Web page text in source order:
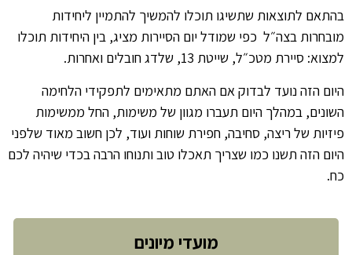
בהתאם לתוצאות שתשיגו תוכלו להמשיך להתמיין ליחידות
מובחרות בצה״ל כפי שמודל יום הסיירות מציג, בין היחידות תוכלו
למצוא: סיירת מטכ״ל, שייטת 13, שלדג חובלים ואחרות.
היום הזה נועד לבדוק אם האתם מתאימים לתפקידי הלחימה
השונים, במהלך היום תעברו מגוון של משימות, החל ממשימות
פיזיות של ריצה, סחיבה, חפירת שוחות ועוד, לכן חשוב מאוד שלפני
היום הזה תשנו כמו שצריך תאכלו טוב ותנוחו הרבה בכדי שיהיה לכם
כח.
מועדי מיונים